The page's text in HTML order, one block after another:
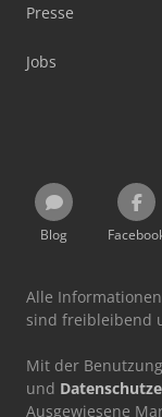
Presse
Jobs
Blog
Alle
sind freibleibend
Mit der
und
Ausgewiesene